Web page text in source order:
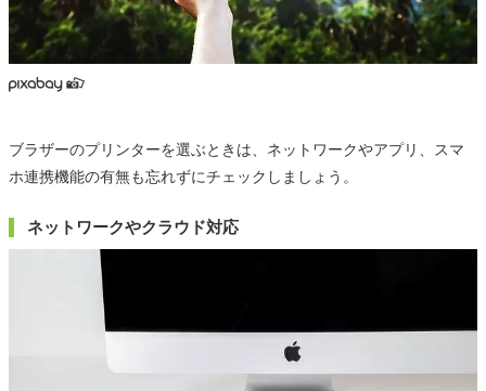
ブラザーのプリンターを選ぶときは、ネットワークやアプリ、スマ
ホ連携機能の有無も忘れずにチェックしましょう。
ネットワークやクラウド対応